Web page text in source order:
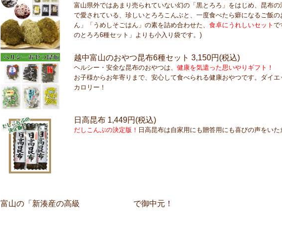
富山県外ではあまり売られていない幻の「黒とろろ」をはじめ、昆布
で愛されている、珍しいとろろこんぶと、一度食べたら癖になるご飯
ん」「うめしそごはん」の素を詰め合わせた、 食卓にうれしいセット で
のとろろ6種セット」よりも小入り袋です。)
越中富山のおやつ昆布6種セット 3,150円(税込)
ヘルシー・安全な昆布のおやつは、 健康を気遣った思いやりギフト！
お子様からお年寄りまで、安心して食べられる健康おやつです。ダイ
カロリー！
日高昆布 1,449円(税込)
だしこんぶの決定版！ 日高昆布は自家用にも贈答用にも喜びの声をいた
富山の「新湊産の高級 で御中元！